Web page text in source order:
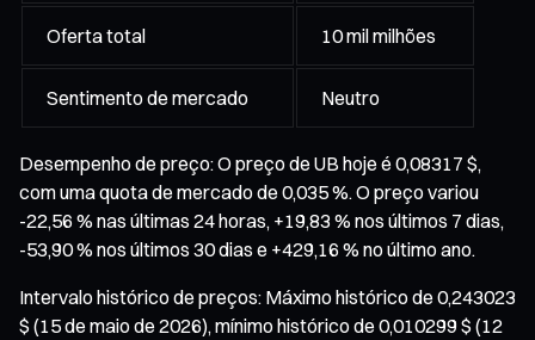
Oferta total 10 mil milhões
Sentimento de mercado Neutro
Desempenho de preço: O preço de UB hoje é 0,08317 $,
com uma quota de mercado de 0,035 %. O preço variou
-22,56 % nas últimas 24 horas, +19,83 % nos últimos 7 dias,
-53,90 % nos últimos 30 dias e +429,16 % no último ano.
Intervalo histórico de preços: Máximo histórico de 0,243023
$ (15 de maio de 2026), mínimo histórico de 0,010299 $ (12